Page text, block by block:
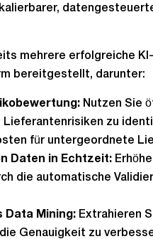
mehrere erfolgreiche
bereitgestellt, darunter:
Nutzen Sie
Lieferantenrisiken zu
für untergeordnete
Daten in Echtzeit:
die automatische
Data Mining: Extrahieren
Genauigkeit zu